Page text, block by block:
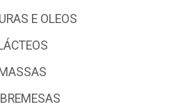
E OLEOS